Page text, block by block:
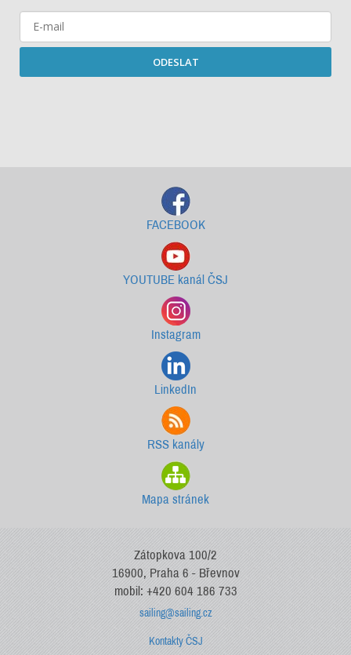
ODESLAT
FACEBOOK
YOUTUBE kanál ČSJ
Instagram
LinkedIn
RSS kanály
Mapa stránek
Zátopkova 100/2
16900, Praha 6 - Břevnov
mobil: +420 604 186 733
sailing@sailing.cz
Kontakty ČSJ